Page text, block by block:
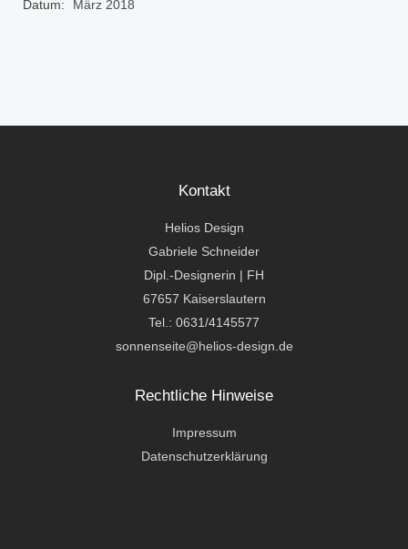
Datum: März 2018
Kontakt
Helios Design
Gabriele Schneider
Dipl.-Designerin | FH
67657 Kaiserslautern
Tel.: 0631/4145577
sonnenseite@helios-design.de
Rechtliche Hinweise
Impressum
Datenschutzerklärung